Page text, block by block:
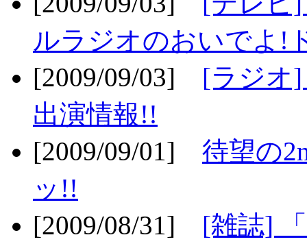
ルラジオのおいでよ!
[2009/09/03] [ラジオ]
出演情報!!
[2009/09/01] 待望の
ッ!!
[2009/08/31] [雑誌]